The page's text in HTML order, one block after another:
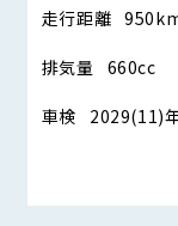
走行距離
排気量 660cc
車検 2029(11)